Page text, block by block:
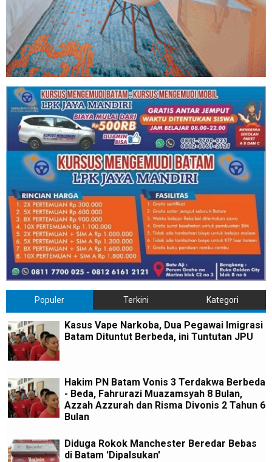
Populer Terkini Kategori
Kasus Vape Narkoba, Dua Pegawai Imigrasi
Batam Dituntut Berbeda, ini Tuntutan JPU
Hakim PN Batam Vonis 3 Terdakwa Berbeda
- Beda, Fahrurazi Muazamsyah 8 Bulan,
Azzah Azzurah dan Risma Divonis 2 Tahun 6
Bulan
Diduga Rokok Manchester Beredar Bebas
di Batam 'Dipalsukan'